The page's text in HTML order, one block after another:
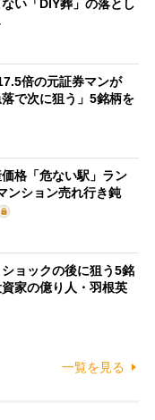
い「DIY葬」の落とし
倍の元証券マンが
落で次に狙う」5銘柄を
価格「危ない駅」ラン
ンション売れ行き鈍
ショックの後に狙う5銘
家の億り人・羽根英
一覧を見る